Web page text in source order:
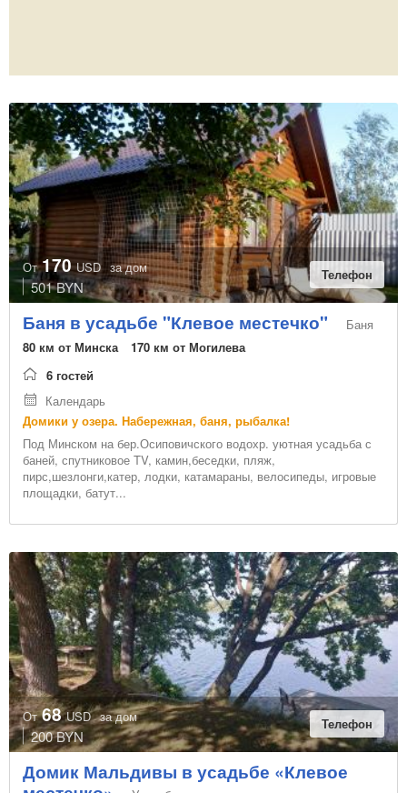
От 170USD за дом
501 BYN
Телефон
Баня в усадьбе "Клевое местечко"
Баня
80 км от Минска
170 км от Могилева
6 гостей
Календарь
Домики у озера. Набережная, баня, рыбалка!
Под Минском на бер.Осиповичского водохр. уютная усадьба с
баней, спутниковое TV, камин,беседки, пляж,
пирс,шезлонги,катер, лодки, катамараны, велосипеды, игровые
площадки, батут...
От 68USD за дом
200 BYN
Телефон
Домик Мальдивы в усадьбе «Клевое